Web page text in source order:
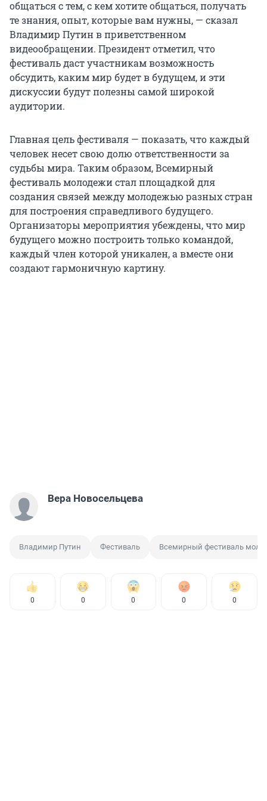
общаться с тем, с кем хотите общаться, получать
те знания, опыт, которые вам нужны, — сказал
Владимир Путин в приветственном
видеообращении. Президент отметил, что
фестиваль даст участникам возможность
обсудить, каким мир будет в будущем, и эти
дискуссии будут полезны самой широкой
аудитории.
Главная цель фестиваля — показать, что каждый
человек несет свою долю ответственности за
судьбы мира. Таким образом, Всемирный
фестиваль молодежи стал площадкой для
создания связей между молодежью разных стран
для построения справедливого будущего.
Организаторы мероприятия убеждены, что мир
будущего можно построить только командой,
каждый член которой уникален, а вместе они
создают гармоничную картину.
Вера Новосельцева
Владимир Путин Фестиваль Всемирный фестиваль
0 0 0 0 0